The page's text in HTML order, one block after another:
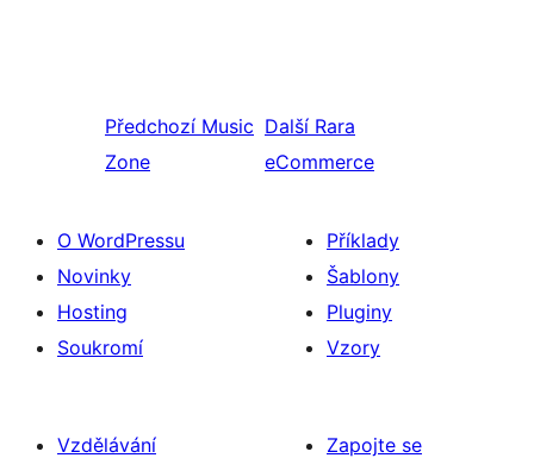
Předchozí Music
Zone
Další Rara
eCommerce
O WordPressu
Novinky
Hosting
Soukromí
Příklady
Šablony
Pluginy
Vzory
Vzdělávání
Zapojte se